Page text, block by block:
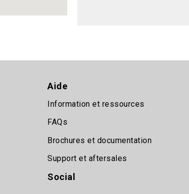
Aide
Information et ressources
FAQs
Brochures et documentation
Support et aftersales
Social